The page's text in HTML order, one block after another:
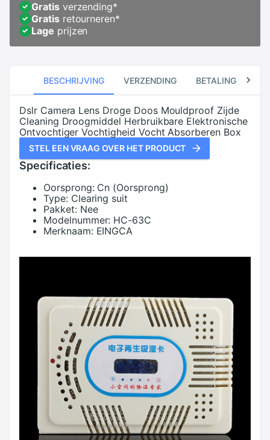
Gratisverzending*
Gratisretourneren*
Lage prijzen
BESCHRIJVING VERZENDING BETALING
Dslr Camera Lens Droge Doos Mouldproof Zijde
Cleaning Droogmiddel Herbruikbare Elektronische
Ontvochtiger Vochtigheid Vocht Absorberen Box
STEL EEN VRAAG OVER HET PRODUCT
Specificaties:
Oorsprong: Cn (Oorsprong)
Type: Clearing suit
Pakket: Nee
Modelnummer: HC-63C
Merknaam: EINGCA